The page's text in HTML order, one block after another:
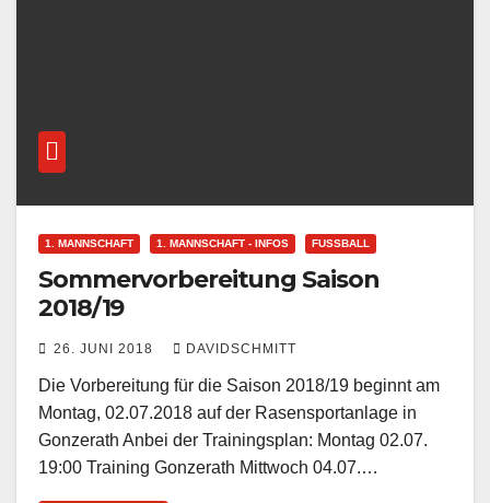
1. MANNSCHAFT 1. MANNSCHAFT - INFOS FUSSBALL
Sommervorbereitung Saison
2018/19
26. JUNI 2018 DAVIDSCHMITT
Die Vorbereitung für die Saison 2018/19 beginnt am
Montag, 02.07.2018 auf der Rasensportanlage in
Gonzerath Anbei der Trainingsplan: Montag 02.07.
19:00 Training Gonzerath Mittwoch 04.07.…